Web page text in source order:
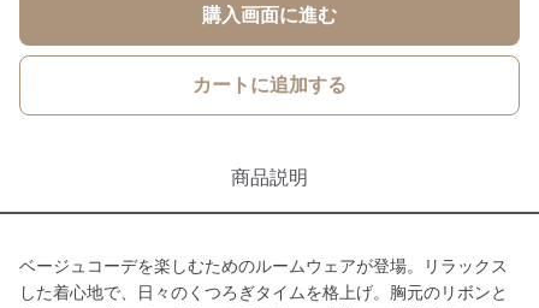
購入画面に進む
カートに追加する
商品説明
ベージュコーデを楽しむためのルームウェアが登場。リラックス
した着心地で、日々のくつろぎタイムを格上げ。胸元のリボンと